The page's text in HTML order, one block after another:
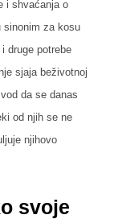
i shvaćanja o
sinonim za kosu
druge potrebe
sjaja beživotnoj
da se danas
od njih se ne
njihovo
svoje